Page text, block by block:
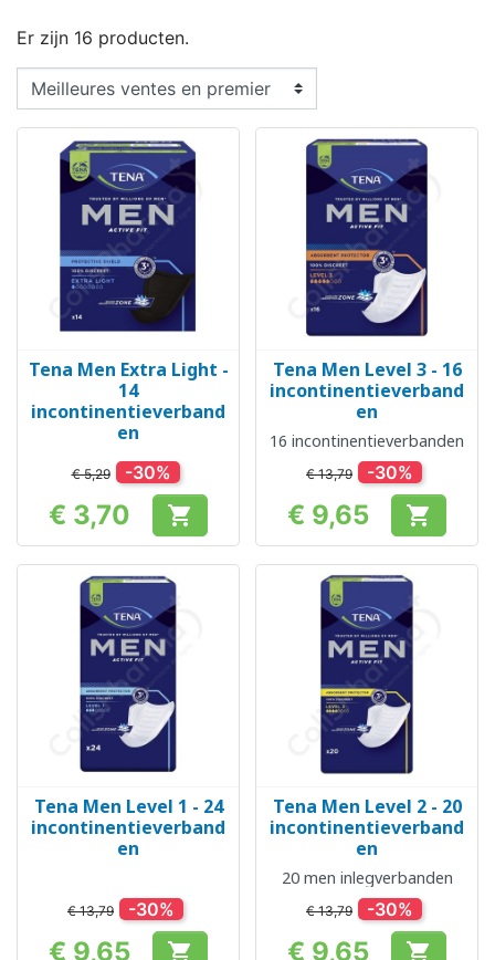
Er zijn 16 producten.
Tena Men Extra Light -
14
incontinentieverband
en
€ 5,29 -30%
Prijs
€ 3,70 
Tena Men Level 3 - 16
incontinentieverband
en
16 incontinentieverbanden
€ 13,79 -30%
Prijs
€ 9,65 
Tena Men Level 1 - 24
incontinentieverband
en
€ 13,79 -30%
€ 9,65 
Tena Men Level 2 - 20
incontinentieverband
en
20 men inlegverbanden
€ 13,79 -30%
€ 9,65 